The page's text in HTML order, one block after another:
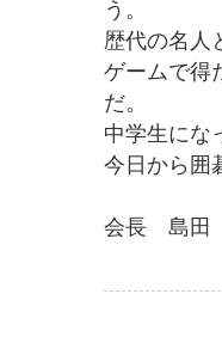
う。
歴代の名人
ゲームで得
だ。
中学生にな
今日から囲
会長 島田